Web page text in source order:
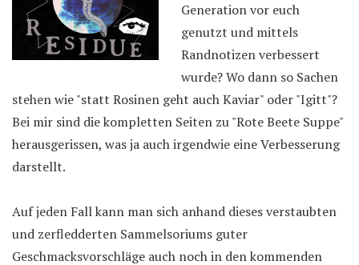
Generation vor euch
genutzt und mittels
Randnotizen verbessert
wurde? Wo dann so Sachen
stehen wie "statt Rosinen geht auch Kaviar" oder "Igitt"?
Bei mir sind die kompletten Seiten zu "Rote Beete Suppe"
herausgerissen, was ja auch irgendwie eine Verbesserung
darstellt.
Auf jeden Fall kann man sich anhand dieses verstaubten
und zerfledderten Sammelsoriums guter
Geschmacksvorschläge auch noch in den kommenden